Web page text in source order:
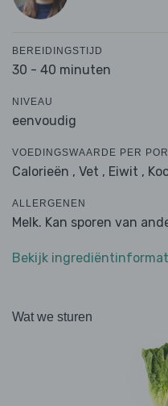
BEREIDINGSTIJD
30 - 40 minuten
NIVEAU
eenvoudig
VOEDINGSWAARDE PER
Calorieën , Vet , Eiwit ,
ALLERGENEN
Melk. Kan sporen van
Bekijk
Wat we sturen